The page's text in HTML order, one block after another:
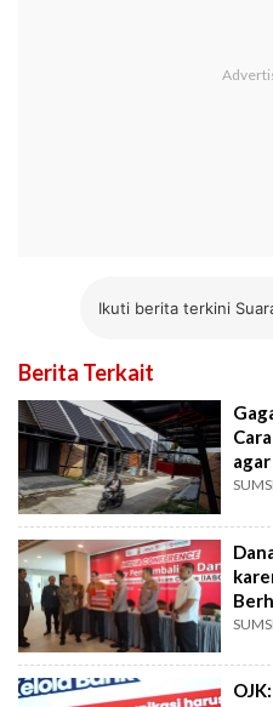
Ikuti berita terkini
Berita Terkait